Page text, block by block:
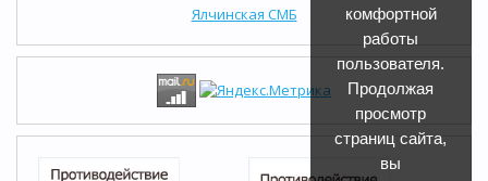
Ялчинская СМБ
комфортной
работы
пользователя.
Продолжая
просмотр
страниц сайта,
вы